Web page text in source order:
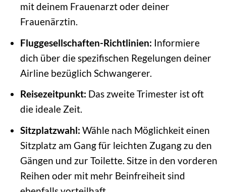
mit deinem Frauenarzt oder deiner
Frauenärztin.
Fluggesellschaften-Richtlinien: Informiere
dich über die spezifischen Regelungen deiner
Airline bezüglich Schwangerer.
Reisezeitpunkt: Das zweite Trimester ist oft
die ideale Zeit.
Sitzplatzwahl: Wähle nach Möglichkeit einen
Sitzplatz am Gang für leichten Zugang zu den
Gängen und zur Toilette. Sitze in den vorderen
Reihen oder mit mehr Beinfreiheit sind